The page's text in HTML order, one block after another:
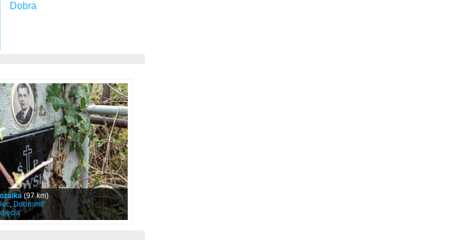
Dobra
(97 km)
,Dobromil'